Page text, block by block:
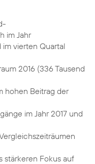
im Jahr
im vierten Quartal
2016 (336 Tausend
hohen Beitrag der
im Jahr 2017 und
stärkeren Fokus auf